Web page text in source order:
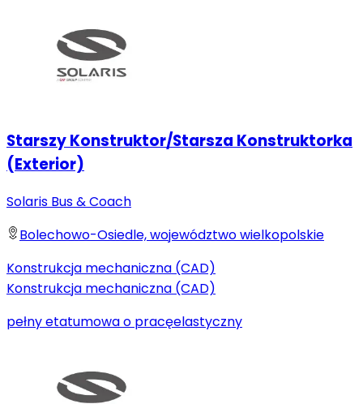
Starszy Konstruktor/Starsza Konstruktorka
(Exterior)
Solaris Bus & Coach
Bolechowo-Osiedle, województwo wielkopolskie
Konstrukcja mechaniczna (CAD)
Konstrukcja mechaniczna (CAD)
pełny etatumowa o pracęelastyczny